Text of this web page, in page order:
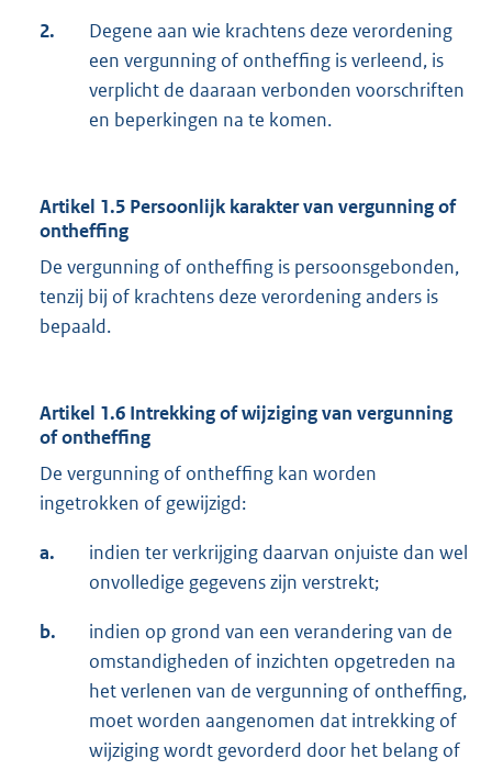
2.
Degene aan wie krachtens deze verordening
een vergunning of ontheffing is verleend, is
verplicht de daaraan verbonden voorschriften
en beperkingen na te komen.
Artikel 1.5 Persoonlijk karakter van vergunning of
ontheffing
De vergunning of ontheffing is persoonsgebonden,
tenzij bij of krachtens deze verordening anders is
bepaald.
Artikel 1.6 Intrekking of wijziging van vergunning
of ontheffing
De vergunning of ontheffing kan worden
ingetrokken of gewijzigd:
a.
indien ter verkrijging daarvan onjuiste dan wel
onvolledige gegevens zijn verstrekt;
b.
indien op grond van een verandering van de
omstandigheden of inzichten opgetreden na
het verlenen van de vergunning of ontheffing,
moet worden aangenomen dat intrekking of
wijziging wordt gevorderd door het belang of